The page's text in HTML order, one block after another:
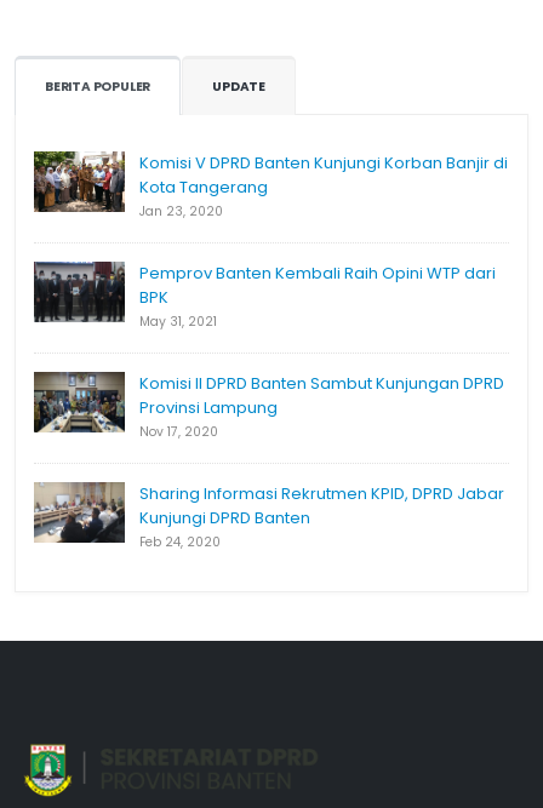
BERITA POPULER UPDATE
Komisi V DPRD Banten Kunjungi Korban Banjir di
Kota Tangerang
Jan 23, 2020
Pemprov Banten Kembali Raih Opini WTP dari
BPK
May 31, 2021
Komisi II DPRD Banten Sambut Kunjungan DPRD
Provinsi Lampung
Nov 17, 2020
Sharing Informasi Rekrutmen KPID, DPRD Jabar
Kunjungi DPRD Banten
Feb 24, 2020